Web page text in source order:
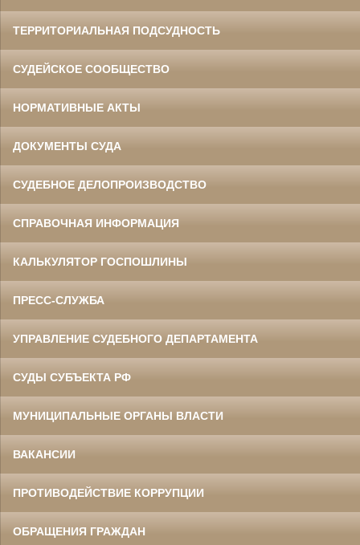
ТЕРРИТОРИАЛЬНАЯ ПОДСУДНОСТЬ
СУДЕЙСКОЕ СООБЩЕСТВО
НОРМАТИВНЫЕ АКТЫ
ДОКУМЕНТЫ СУДА
СУДЕБНОЕ ДЕЛОПРОИЗВОДСТВО
СПРАВОЧНАЯ ИНФОРМАЦИЯ
КАЛЬКУЛЯТОР ГОСПОШЛИНЫ
ПРЕСС-СЛУЖБА
УПРАВЛЕНИЕ СУДЕБНОГО ДЕПАРТАМЕНТА
СУДЫ СУБЪЕКТА РФ
МУНИЦИПАЛЬНЫЕ ОРГАНЫ ВЛАСТИ
ВАКАНСИИ
ПРОТИВОДЕЙСТВИЕ КОРРУПЦИИ
ОБРАЩЕНИЯ ГРАЖДАН